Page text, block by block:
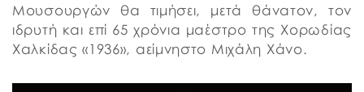
Μουσουργών θα τιμήσει, μετά θάνατον, τον
ιδρυτή και επί 65 χρόνια μαέστρο της Χορωδίας
Χαλκίδας «1936», αείμνηστο Μιχάλη Χάνο.